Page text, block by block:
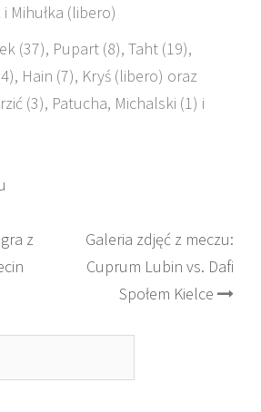
Mihułka (libero)
(37), Pupart (8), Taht (19),
Hain (7), Kryś (libero) oraz
(3), Patucha, Michalski (1) i
z
Galeria zdjęć z meczu:
Cuprum Lubin vs. Dafi
Społem Kielce